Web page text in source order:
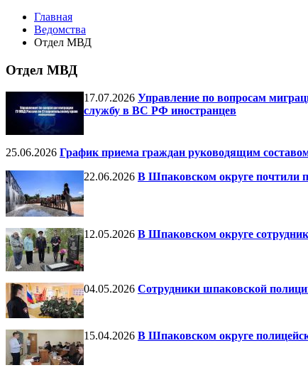
Главная
Ведомства
Отдел МВД
Отдел МВД
17.07.2026 Управление по вопросам
службу в ВС РФ иностранцев
25.06.2026 График приема граждан руководящим
22.06.2026 В Шпаковском округе почтили
12.05.2026 В Шпаковском округе
04.05.2026 Сотрудники шпаковской
15.04.2026 В Шпаковском округе